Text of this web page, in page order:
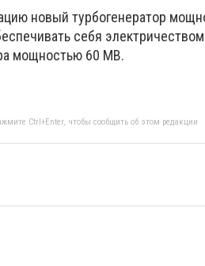
новый турбогенератор
себя
мощностью 60 МВ.
Ctrl+Enter, чтобы сообщить об этом редакции